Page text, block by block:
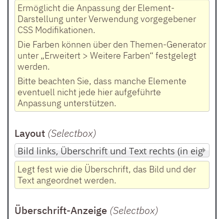
Ermöglicht die Anpassung der Element-
Darstellung unter Verwendung vorgegebener
CSS Modifikationen.
Die Farben können über den Themen-Generator
unter „Erweitert > Weitere Farben“ festgelegt
werden.
Bitte beachten Sie, dass manche Elemente
eventuell nicht jede hier aufgeführte
Anpassung unterstützen.
Layout (Selectbox)
Legt fest wie die Überschrift, das Bild und der
Text angeordnet werden.
Überschrift-Anzeige (Selectbox)